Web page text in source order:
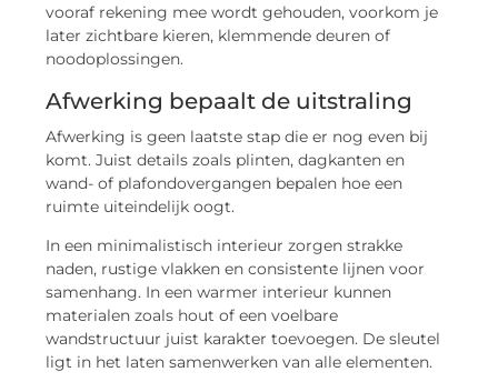
vooraf rekening mee wordt gehouden, voorkom je
later zichtbare kieren, klemmende deuren of
noodoplossingen.
Afwerking bepaalt de uitstraling
Afwerking is geen laatste stap die er nog even bij
komt. Juist details zoals plinten, dagkanten en
wand- of plafondovergangen bepalen hoe een
ruimte uiteindelijk oogt.
In een minimalistisch interieur zorgen strakke
naden, rustige vlakken en consistente lijnen voor
samenhang. In een warmer interieur kunnen
materialen zoals hout of een voelbare
wandstructuur juist karakter toevoegen. De sleutel
ligt in het laten samenwerken van alle elementen.